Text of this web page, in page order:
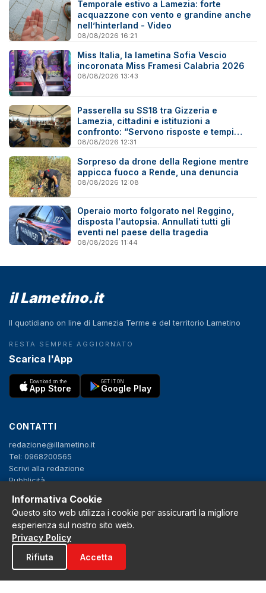
Temporale estivo a Lamezia: forte
acquazzone con vento e grandine anche
nell’hinterland - Video
08/08/2026 16:21
Miss Italia, la lametina Sofia Vescio
incoronata Miss Framesi Calabria 2026
08/08/2026 13:43
Passerella su SS18 tra Gizzeria e
Lamezia, cittadini e istituzioni a
confronto: “Servono risposte e tempi
certi”
08/08/2026 12:31
Sorpreso da drone della Regione mentre
appicca fuoco a Rende, una denuncia
08/08/2026 12:08
Operaio morto folgorato nel Reggino,
disposta l'autopsia. Annullati tutti gli
eventi nel paese della tragedia
08/08/2026 11:44
il Lametino.it
Il quotidiano on line di Lamezia Terme e del territorio Lametino
RESTA SEMPRE AGGIORNATO
Scarica l'App
Download on the
App Store
GET IT ON
Google Play
CONTATTI
redazione@illametino.it
Tel: 0968200565
Scrivi alla redazione
Pubblicità
SEGUICI
f X IG
Privacy Policy
Informativa Cookie
Questo sito web utilizza i cookie per assicurarti la migliore
esperienza sul nostro sito web.
Privacy Policy
Rifiuta
Accetta